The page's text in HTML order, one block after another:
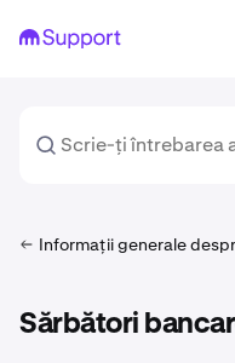
Informații generale
Sărbători